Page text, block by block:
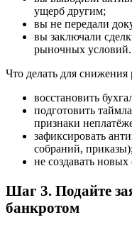
ущерб другим;
вы не передали
вы заключали
рыночных условий.
Что делать для снижения
восстановить
подготовить
признаки
зафиксировать
собраний, приказы);
не создавать новых
Шаг 3. Подайте
банкротом